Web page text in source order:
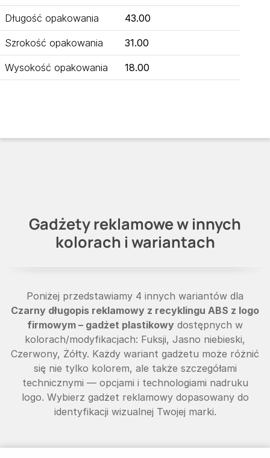
Długość opakowania 43.00
Szrokość opakowania 31.00
Wysokość opakowania 18.00
Gadżety reklamowe w innych
kolorach i wariantach
Poniżej przedstawiamy 4 innych wariantów dla
Czarny długopis reklamowy z recyklingu ABS z logo
firmowym – gadżet plastikowy dostępnych w
kolorach/modyfikacjach: Fuksji, Jasno niebieski,
Czerwony, Żółty. Każdy wariant gadżetu może różnić
się nie tylko kolorem, ale także szczegółami
technicznymi — opcjami i technologiami nadruku
logo. Wybierz gadżet reklamowy dopasowany do
identyfikacji wizualnej Twojej marki.